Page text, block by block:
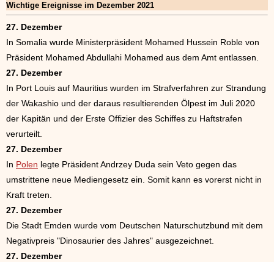
Wichtige Ereignisse im Dezember 2021
27. Dezember
In Somalia wurde Ministerpräsident Mohamed Hussein Roble von
Präsident Mohamed Abdullahi Mohamed aus dem Amt entlassen.
27. Dezember
In Port Louis auf Mauritius wurden im Strafverfahren zur Strandung
der Wakashio und der daraus resultierenden Ölpest im Juli 2020
der Kapitän und der Erste Offizier des Schiffes zu Haftstrafen
verurteilt.
27. Dezember
In Polen legte Präsident Andrzey Duda sein Veto gegen das
umstrittene neue Mediengesetz ein. Somit kann es vorerst nicht in
Kraft treten.
27. Dezember
Die Stadt Emden wurde vom Deutschen Naturschutzbund mit dem
Negativpreis "Dinosaurier des Jahres" ausgezeichnet.
27. Dezember